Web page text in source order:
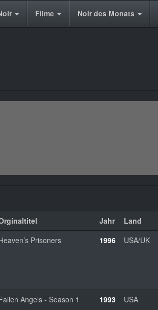
Filme Noir des Monats
Jahr Land
Prisoners 1996 USA/UK
Angels - Season 1 1993 USA